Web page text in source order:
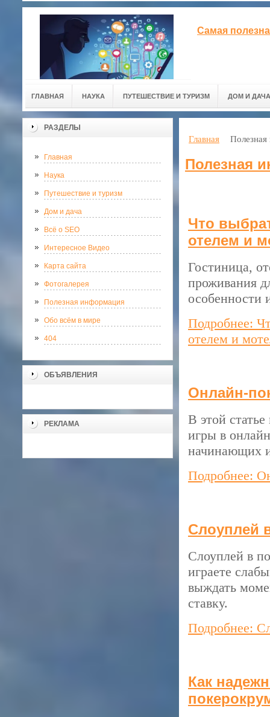
Самая
ГЛАВНАЯ НАУКА ПУТЕШЕСТВИЕ И ТУРИЗМ ДОМ И ДАЧА
РАЗДЕЛЫ
Главная
Наука
Путешествие и туризм
Дом и дача
Всё о SEO
Интересное Видео
Карта сайта
Фотогалерея
Полезная информация
Обо всём в мире
404
ОБЪЯВЛЕНИЯ
РЕКЛАМА
Главная
Полезная
Что
отелем и
Гостиница,
проживания
особенности
Подробнее:
отелем и
Онлайн-
В этой
игры в
начинающих
Подробнее:
Слоуплей
Слоуплей в
играете
выждать
ставку.
Подробнее:
Как